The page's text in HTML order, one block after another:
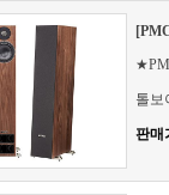
톨보
판매